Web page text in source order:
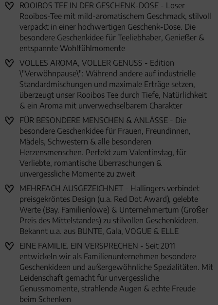
ROOIBOS TEE IN DER GESCHENK-DOSE - Loser
Rooibos-Tee mit mild-aromatischem Geschmack, stilvoll
verpackt in einer hochwertigen Geschenk-Dose. Die
besondere Geschenkidee für Teeliebhaber, Genießer &
entspannte Wohlfühlmomente
VOLLES AROMA, VOLLER GENUSS - Edition
\"Verwöhnpause\": Während andere auf industrielle
Standardmischungen und maximale Erträge setzen,
überzeugt unser Rooibos Tee durch Tiefe, Natürlichkeit
& ein Aroma mit unverwechselbarem Charakter
FÜR BESONDERE MENSCHEN & ANLÄSSE - Die
besondere Geschenkidee für Frauen, Freundinnen,
Mädels, Schwestern & alle besonderen
Herzensmenschen. Perfekt zum Valentinstag, für
Verliebte, romantische Überraschungen &
unvergessliche Momente zu zweit
MEHRFACH AUSGEZEICHNET - Hallingers verbindet
preisgekröntes Design (u.a. Red Dot Award), gelebte
Werte (Bay. Familienlöwe) & Unternehmertum (Großer
Preis des Mittelstandes) zu stilvollen Geschenkideen.
Bekannt u.a. aus BUNTE, Gala, VOGUE & ELLE
EINE FAMILIE. EIN VERSPRECHEN - Seit 2011
entwickeln wir als Familienunternehmen besondere
Geschenkideen und außergewöhnliche Spezialitäten. Mit
Leidenschaft gemacht für unvergessliche
Genussmomente, strahlende Augen & echte Freude
beim Schenken